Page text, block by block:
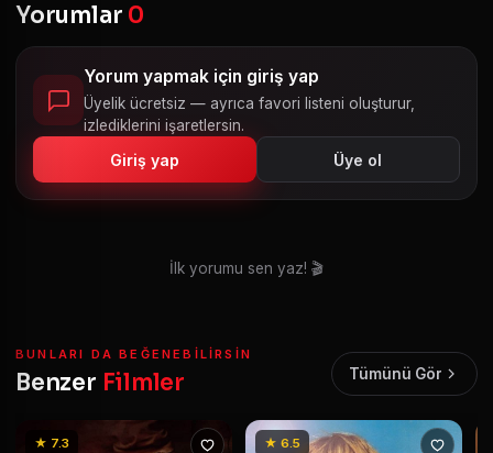
Yorumlar 0
Yorum yapmak için giriş yap
Üyelik ücretsiz — ayrıca favori listeni oluşturur,
izlediklerini işaretlersin.
Giriş yap Üye ol
İlk yorumu sen yaz! 🎬
BUNLARI DA BEĞENEBILIRSIN
Benzer Filmler Tümünü Gör
★ 7.3 ★ 6.5